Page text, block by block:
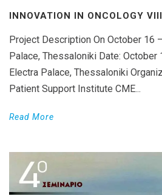
INNOVATION IN ONCOLOGY VΙIΙ
Project Description On October 16
Palace, Thessaloniki Date: October
Electra Palace, Thessaloniki
Patient Support Institute CME...
Read More